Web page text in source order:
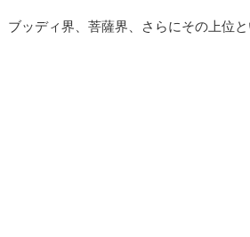
ッディ界、菩薩界、さらにその上位